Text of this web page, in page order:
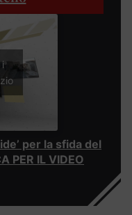
per la sfida del
PER IL VIDEO